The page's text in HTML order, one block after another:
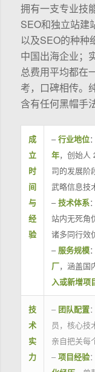
拥有一支专业技
SEO和独立站建
以及SEO的种种
中国出海企业；
总费用平均都在
考，口碑相传。
含有任何黑帽手
成
立
时
间
与
经
验
–行业地位
年，创始人
司的发展阶
武略信息技
–技术体系：
站内无死角
诸多同行效
– 服务规模
厂，涵盖国
入或新增项
技
术
实
力
– 团队配置
员，核心技
亲自把关每
– 项目经验